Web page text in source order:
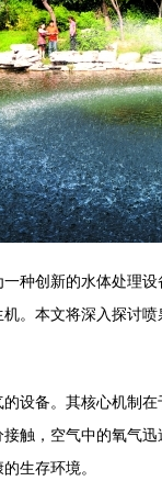
种创新的水体处理
。本文将深入探讨
设备。其核心机制
触，空气中的氧气
生存环境。